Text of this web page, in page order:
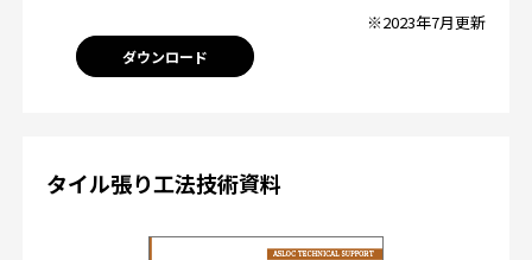
※2023年7月更新
ダウンロード
タイル張り工法技術資料